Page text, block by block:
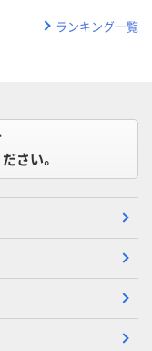
ランキング一覧
さい。